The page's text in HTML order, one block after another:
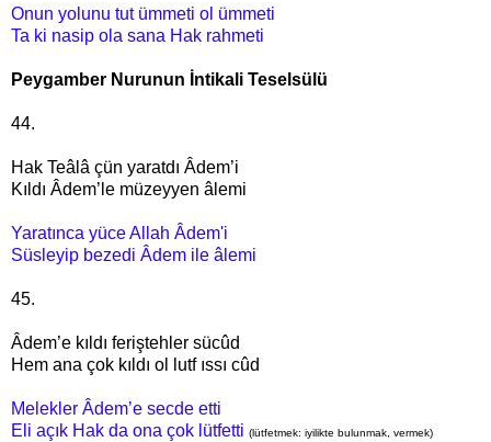
Onun yolunu tut ümmeti ol ümmeti
Ta ki nasip ola sana Hak rahmeti
Peygamber Nurunun İntikali Teselsülü
44.
Hak Teâlâ çün yaratdı Âdem’i
Kıldı Âdem’le müzeyyen âlemi
Yaratınca yüce Allah Âdem'i
Süsleyip bezedi Âdem ile âlemi
45.
Âdem’e kıldı feriştehler sücûd
Hem ana çok kıldı ol lutf ıssı cûd
Melekler Âdem’e secde etti
Eli açık Hak da ona çok lütfetti (lütfetmek: iyilikte bulunmak, vermek)